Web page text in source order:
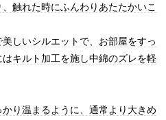
触れた時にふんわりあたたかいこ
しいシルエットで、お部屋をすっ
キルト加工を施し中綿のズレを軽
り温まるように、通常より大きめ